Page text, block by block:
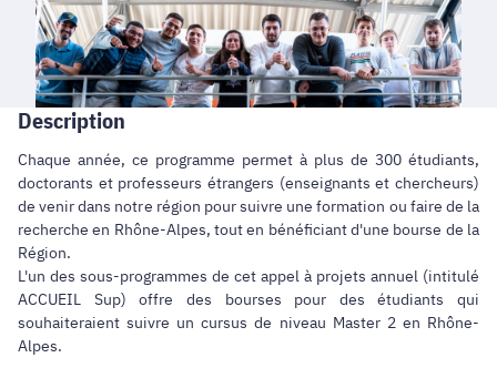
Description
Chaque année, ce programme permet à plus de 300 étudiants,
doctorants et professeurs étrangers (enseignants et chercheurs)
de venir dans notre région pour suivre une formation ou faire de la
recherche en Rhône-Alpes, tout en bénéficiant d'une bourse de la
Région.
L'un des sous-programmes de cet appel à projets annuel (intitulé
ACCUEIL Sup) offre des bourses pour des étudiants qui
souhaiteraient suivre un cursus de niveau Master 2 en Rhône-
Alpes.